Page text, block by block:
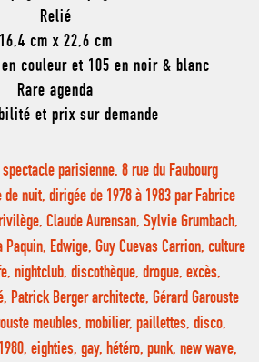
Relié
16,4 cm x 22,6 cm
couleur et 105 en noir & blanc
Rare agenda
et prix sur demande
parisienne, 8 rue du Faubourg
nuit, dirigée de 1978 à 1983 par Fabrice
Claude Aurensan, Sylvie Grumbach,
Paquin, Edwige, Guy Cuevas Carrion, culture
nightclub, discothèque, drogue, excès,
Patrick Berger architecte, Gérard Garouste
meubles, mobilier, paillettes, disco,
eighties, gay, hétéro, punk, new wave,